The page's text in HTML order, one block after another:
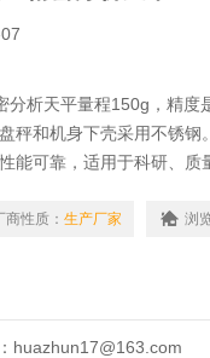
分析天平量程150g，精度
秤和机身下壳采用不锈钢
能可靠，适用于科研、质
商性质： 生产厂家 浏
huazhun17@163.com